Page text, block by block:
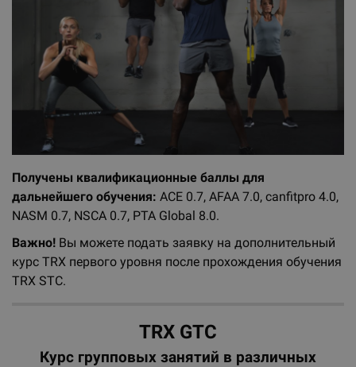
Получены квалификационные баллы для
дальнейшего обучения: ACE 0.7, AFAA 7.0, canfitpro 4.0,
NASM 0.7, NSCA 0.7, PTA Global 8.0.
Важно! Вы можете подать заявку на дополнительный
курс TRX первого уровня после прохождения обучения
TRX STC.
TRX GTC
Курс групповых занятий в различных